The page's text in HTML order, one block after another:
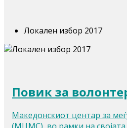
Локален избор 2017
Повик за
Македонскиот центар за